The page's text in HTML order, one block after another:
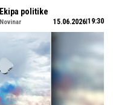
Ekipa politike
Novinar 15.06.2026 19:30